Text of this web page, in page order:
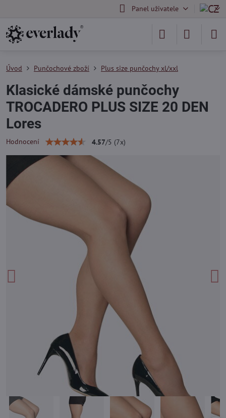
Panel uživatele
Úvod Punčochové zboží Plus size punčochy xl/xxl
Klasické dámské punčochy
TROCADERO PLUS SIZE 20 DEN
Lores
Hodnocení 4.57/5 (7x)